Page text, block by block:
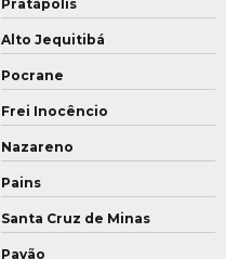
Pratápolis
Alto Jequitibá
Pocrane
Frei Inocêncio
Nazareno
Pains
Santa Cruz de Minas
Pavão